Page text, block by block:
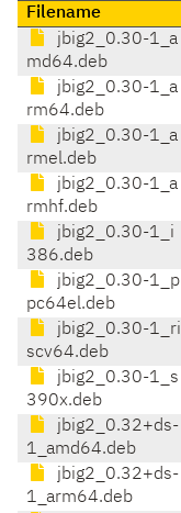
Filename
jbig2_0.30-1_a
md64.deb
jbig2_0.30-1_a
rm64.deb
jbig2_0.30-1_a
rmel.deb
jbig2_0.30-1_a
rmhf.deb
jbig2_0.30-1_i
386.deb
jbig2_0.30-1_p
pc64el.deb
jbig2_0.30-1_ri
scv64.deb
jbig2_0.30-1_s
390x.deb
jbig2_0.32+ds-
1_amd64.deb
jbig2_0.32+ds-
1_arm64.deb